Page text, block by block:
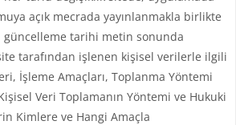
açık mecrada yayınlanmakla birlikte
güncelleme tarihi metin sonunda
tarafından işlenen kişisel verilerle ilgili
İşleme Amaçları, Toplanma Yöntemi
Veri Toplamanın Yöntemi ve Hukuki
Kimlere ve Hangi Amaçla